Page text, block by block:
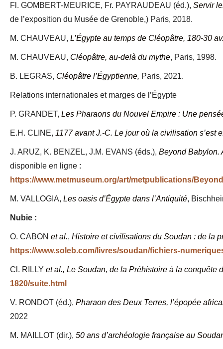
Fl. GOMBERT-MEURICE, Fr. PAYRAUDEAU (éd.), Servir
de l’exposition du Musée de Grenoble,) Paris, 2018.
M. CHAUVEAU, L’Égypte au temps de Cléopâtre, 180-30
M. CHAUVEAU, Cléopâtre, au-delà du mythe, Paris, 1998.
B. LEGRAS, Cléopâtre l’Égyptienne, Paris, 2021.
Relations internationales et marges de l’Égypte
P. GRANDET, Les Pharaons du Nouvel Empire : Une
E.H. CLINE, 1177 avant J.-C. Le jour où la civilisation s’est
J. ARUZ, K. BENZEL, J.M. EVANS (éds.), Beyond Babylon.
disponible en ligne :
https://www.metmuseum.org/art/metpublications/
M. VALLOGIA, Les oasis d’Égypte dans l’Antiquité,
Nubie :
O. CABON et al., Histoire et civilisations du Soudan : de la
https://www.soleb.com/livres/soudan/fichiers-
Cl. RILLY et al., Le Soudan, de la Préhistoire à la conquête
1820/suite.html
V. RONDOT (éd.), Pharaon des Deux Terres, l’épopée
2022
M. MAILLOT (dir.), 50 ans d’archéologie française au